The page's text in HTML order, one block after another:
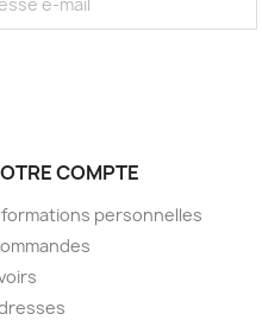
COMPTE
personnelles